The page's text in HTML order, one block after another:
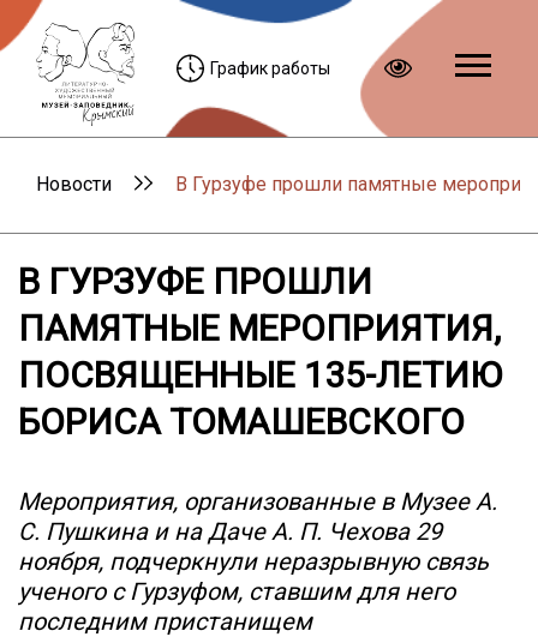
График работы
Новости В Гурзуфе прошли памятные
В ГУРЗУФЕ ПРОШЛИ
ПАМЯТНЫЕ МЕРОПРИЯТИЯ,
ПОСВЯЩЕННЫЕ 135-ЛЕТИЮ
БОРИСА ТОМАШЕВСКОГО
Мероприятия, организованные в Музее А.
С. Пушкина и на Даче А. П. Чехова 29
ноября, подчеркнули неразрывную связь
ученого с Гурзуфом, ставшим для него
последним пристанищем